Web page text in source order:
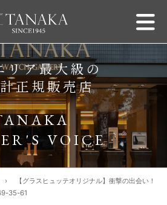
リア最大級の
正規販売店
VOICE
【グラスヒュッテオリジナル】衝撃の出会い！
35-61